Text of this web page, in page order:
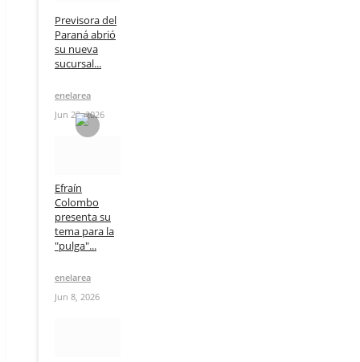
Previsora del
Paraná abrió
su nueva
sucursal...
enelarea
Jun 23, 2026
Efraín
Colombo
presenta su
tema para la
"pulga"...
enelarea
Jun 8, 2026